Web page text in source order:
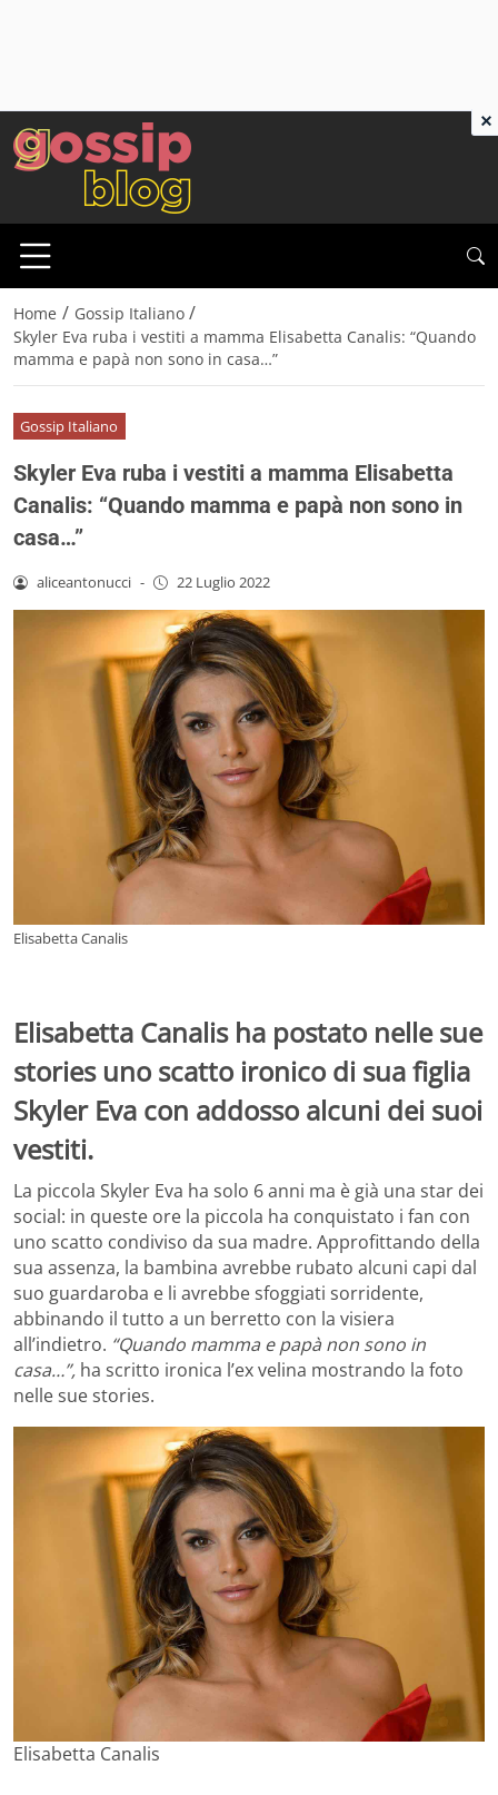
Home / Gossip Italiano /
Skyler Eva ruba i vestiti a mamma Elisabetta Canalis: “Quando
mamma e papà non sono in casa…”
Gossip Italiano
Skyler Eva ruba i vestiti a mamma Elisabetta
Canalis: “Quando mamma e papà non sono in
casa…”
aliceantonucci - 22 Luglio 2022
Elisabetta Canalis
Elisabetta Canalis ha postato nelle sue
stories uno scatto ironico di sua figlia
Skyler Eva con addosso alcuni dei suoi
vestiti.
La piccola Skyler Eva ha solo 6 anni ma è già una star dei
social: in queste ore la piccola ha conquistato i fan con
uno scatto condiviso da sua madre. Approfittando della
sua assenza, la bambina avrebbe rubato alcuni capi dal
suo guardaroba e li avrebbe sfoggiati sorridente,
abbinando il tutto a un berretto con la visiera
all’indietro. “Quando mamma e papà non sono in
casa…”, ha scritto ironica l’ex velina mostrando la foto
nelle sue stories.
Elisabetta Canalis
×